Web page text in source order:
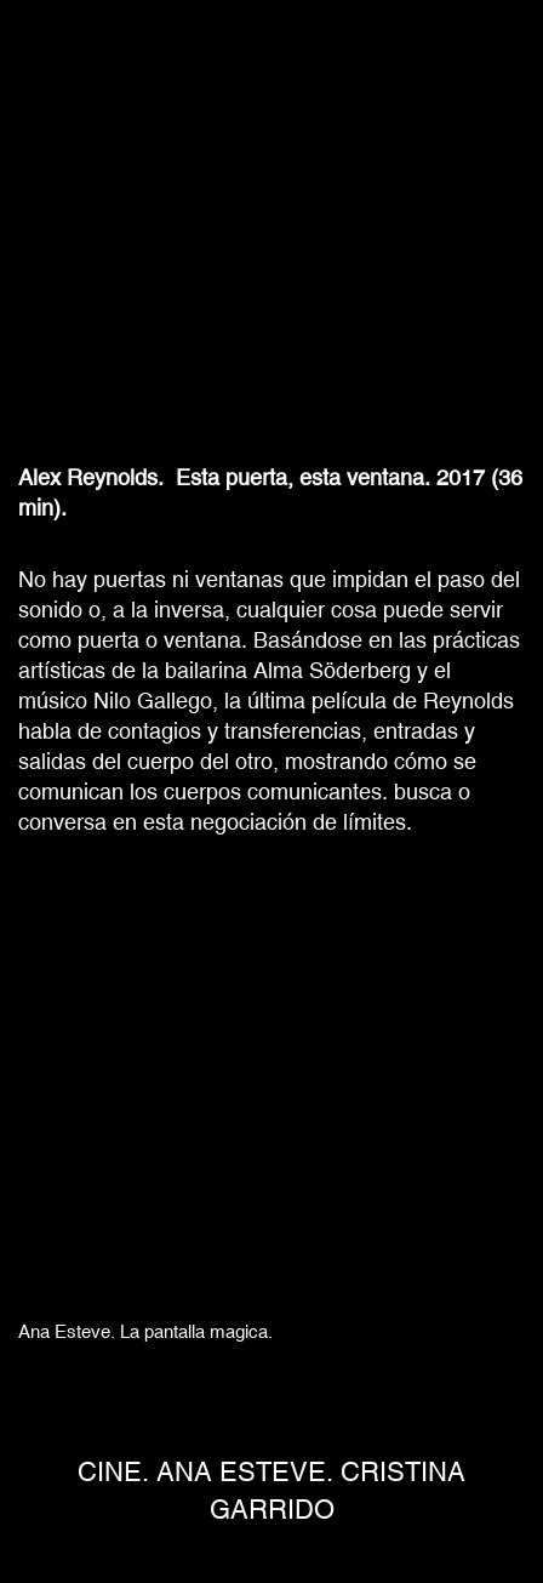
Alex Reynolds. Esta puerta, esta ventana. 2017 (36
min).
No hay puertas ni ventanas que impidan el paso del
sonido o, a la inversa, cualquier cosa puede servir
como puerta o ventana. Basándose en las prácticas
artísticas de la bailarina Alma Söderberg y el
músico Nilo Gallego, la última película de Reynolds
habla de contagios y transferencias, entradas y
salidas del cuerpo del otro, mostrando cómo se
comunican los cuerpos comunicantes. busca o
conversa en esta negociación de límites.
Ana Esteve. La pantalla magica.
CINE. ANA ESTEVE. CRISTINA
GARRIDO